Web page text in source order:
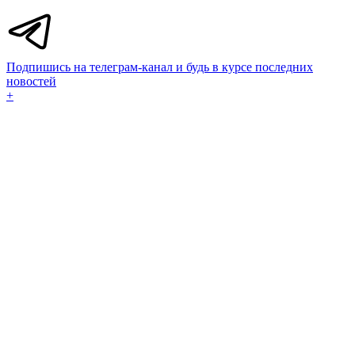
Подпишись на телеграм-канал и будь в курсе последних
новостей
+